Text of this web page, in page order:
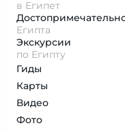
в Египет
Египта
Экскурсии
по Египту
Гиды
Карты
Видео
Фото